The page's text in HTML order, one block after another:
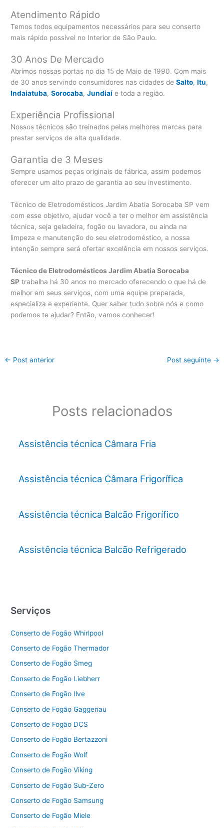
Atendimento Rápido
Temos todos equipamentos necessários para seu conserto
mais rápido possível no Interior de São Paulo.
30 Anos De Mercado
Abrimos nossas portas no dia 15 de Maio de 1990. Com mais
de 30 anos servindo consumidores nas cidades deSalto,Itu,
Indaiatuba,Sorocaba,Jundiaí e toda a região.
Experiência Profissional
Nossos técnicos são treinados pelas melhores marcas para
prestar serviços de alta qualidade.
Garantia de 3 Meses
Sempre usamos peças originais de fábrica, assim podemos
oferecer um alto prazo de garantia ao seu investimento.
Técnico de Eletrodomésticos Jardim Abatia Sorocaba SP vem
com esse objetivo, ajudar você a ter o melhor em assistência
técnica, seja geladeira, fogão ou lavadora, ou ainda na
limpeza e manutenção do seu eletrodoméstico, a nossa
intenção sempre será ofertar excelência em nossos serviços.
Técnico de Eletrodomésticos Jardim Abatia Sorocaba
SP trabalha há 30 anos no mercado oferecendo o que há de
melhor em seus serviços, com uma equipe preparada,
especializa e experiente. Quer saber tudo sobre nós e como
podemos te ajudar? Então, vamos conhecer!
← Post anterior Post seguinte →
Posts relacionados
Assistência técnica Câmara Fria
Assistência técnica Câmara Frigorífica
Assistência técnica Balcão Frigorífico
Assistência técnica Balcão Refrigerado
Serviços
Conserto de Fogão Whirlpool
Conserto de Fogão Thermador
Conserto de Fogão Smeg
Conserto de Fogão Liebherr
Conserto de Fogão Ilve
Conserto de Fogão Gaggenau
Conserto de Fogão DCS
Conserto de Fogão Bertazzoni
Conserto de Fogão Wolf
Conserto de Fogão Viking
Conserto de Fogão Sub-Zero
Conserto de Fogão Samsung
Conserto de Fogão Miele